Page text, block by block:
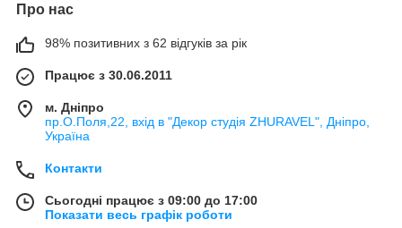
Про нас
98% позитивних з 62 відгуків за рік
Працює з 30.06.2011
м. Дніпро
пр.О.Поля,22, вхід в "Декор студія ZHURAVEL", Дніпро,
Україна
Контакти
Сьогодні працює з 09:00 до 17:00
Показати весь графік роботи